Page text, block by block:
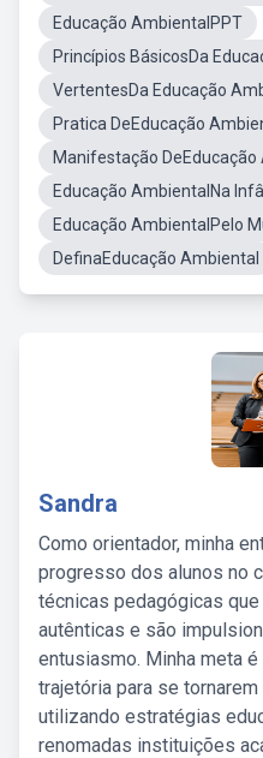
Educação AmbientalPPT
Princípios BásicosDa
VertentesDa Educação
Pratica DeEducação
Manifestação DeEducação
Educação AmbientalNa
Educação AmbientalPelo
DefinaEducação Ambiental
Sandra
Como orientador, minha
progresso dos alunos no
técnicas pedagógicas
autênticas e são
entusiasmo. Minha meta
trajetória para se
utilizando estratégias
renomadas instituições